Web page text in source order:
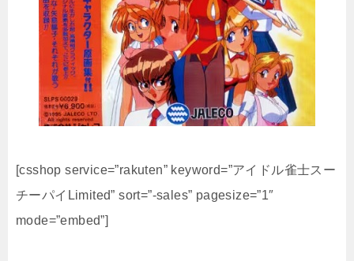
[csshop service=”rakuten” keyword=”アイドル雀士スー
チーパイLimited” sort=”-sales” pagesize=”1″
mode=”embed”]